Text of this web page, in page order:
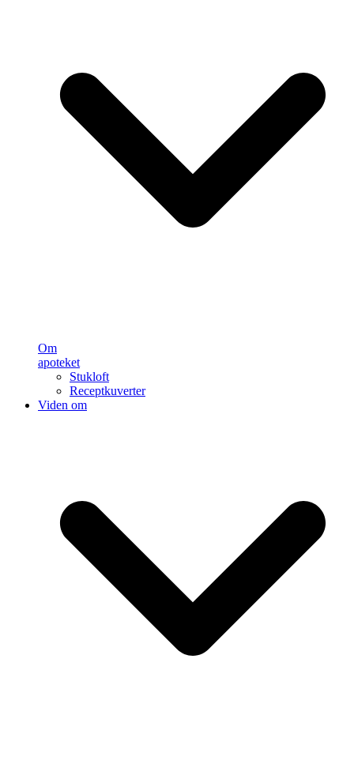
Om
apoteket
Stukloft
Receptkuverter
Viden om